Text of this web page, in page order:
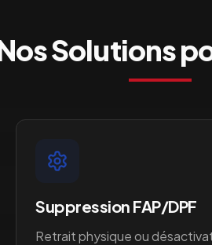
Solutions
Suppression FAP/DPF
Retrait physique ou